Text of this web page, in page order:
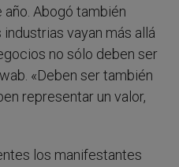
Abogó también
vayan más allá
no sólo deben ser
«Deben ser también
representar un valor,
los manifestantes